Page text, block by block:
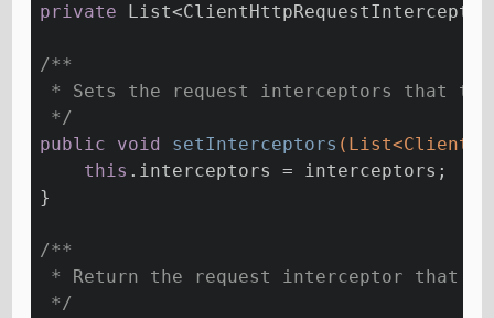
private
/**
* Sets the request interceptors that
*/
public
void setInterceptors
this .interceptors = interceptors;
}
/**
* Return the request interceptor that
*/